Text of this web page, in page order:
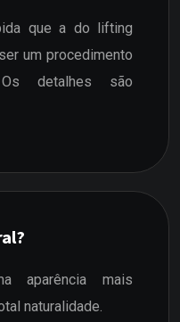
que a do lifting
um procedimento
Os detalhes são
aparência mais
naturalidade.